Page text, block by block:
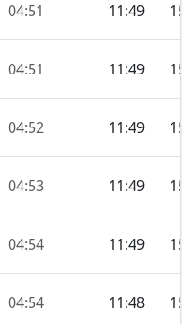
04:51 11:49
04:51 11:49
04:52 11:49
04:53 11:49
04:54 11:49
04:54 11:48